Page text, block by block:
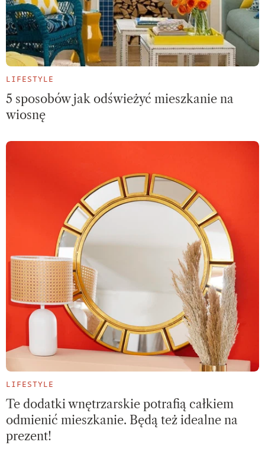
LIFESTYLE
5 sposobów jak odświeżyć mieszkanie na
wiosnę
LIFESTYLE
Te dodatki wnętrzarskie potrafią całkiem
odmienić mieszkanie. Będą też idealne na
prezent!